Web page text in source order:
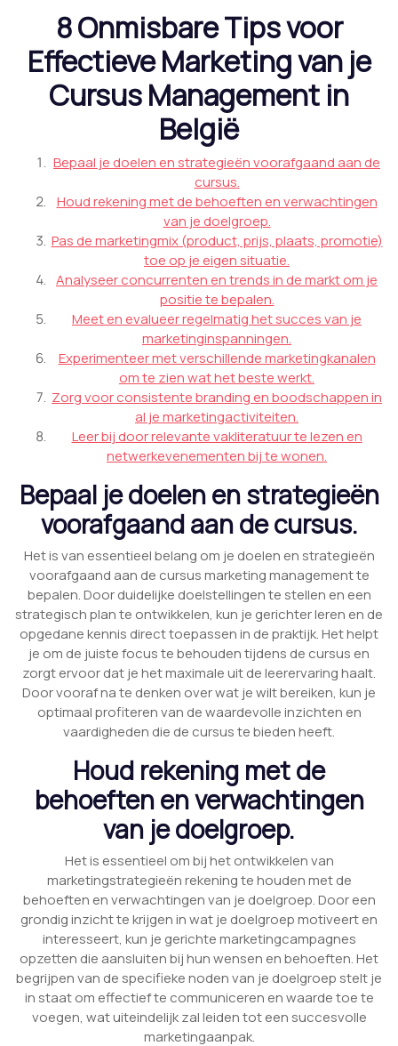
8 Onmisbare Tips voor
Effectieve Marketing van je
Cursus Management in
België
Bepaal je doelen en strategieën voorafgaand aan de
cursus.
Houd rekening met de behoeften en verwachtingen
van je doelgroep.
Pas de marketingmix (product, prijs, plaats, promotie)
toe op je eigen situatie.
Analyseer concurrenten en trends in de markt om je
positie te bepalen.
Meet en evalueer regelmatig het succes van je
marketinginspanningen.
Experimenteer met verschillende marketingkanalen
om te zien wat het beste werkt.
Zorg voor consistente branding en boodschappen in
al je marketingactiviteiten.
Leer bij door relevante vakliteratuur te lezen en
netwerkevenementen bij te wonen.
Bepaal je doelen en strategieën
voorafgaand aan de cursus.
Het is van essentieel belang om je doelen en strategieën
voorafgaand aan de cursus marketing management te
bepalen. Door duidelijke doelstellingen te stellen en een
strategisch plan te ontwikkelen, kun je gerichter leren en de
opgedane kennis direct toepassen in de praktijk. Het helpt
je om de juiste focus te behouden tijdens de cursus en
zorgt ervoor dat je het maximale uit de leerervaring haalt.
Door vooraf na te denken over wat je wilt bereiken, kun je
optimaal profiteren van de waardevolle inzichten en
vaardigheden die de cursus te bieden heeft.
Houd rekening met de
behoeften en verwachtingen
van je doelgroep.
Het is essentieel om bij het ontwikkelen van
marketingstrategieën rekening te houden met de
behoeften en verwachtingen van je doelgroep. Door een
grondig inzicht te krijgen in wat je doelgroep motiveert en
interesseert, kun je gerichte marketingcampagnes
opzetten die aansluiten bij hun wensen en behoeften. Het
begrijpen van de specifieke noden van je doelgroep stelt je
in staat om effectief te communiceren en waarde toe te
voegen, wat uiteindelijk zal leiden tot een succesvolle
marketingaanpak.